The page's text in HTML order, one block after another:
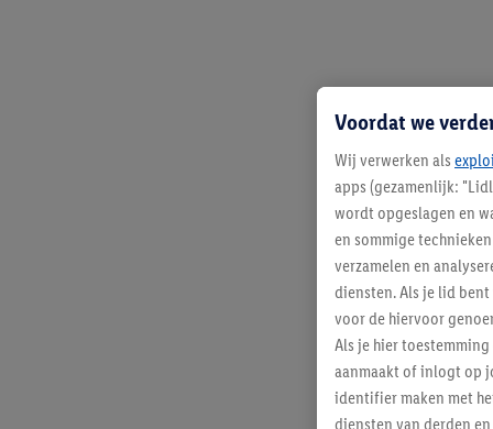
Voordat we
Wij verwerken als
apps (gezamenlijk:
wordt opgeslagen en
en sommige
verzamelen en
diensten. Als je lid
voor de hiervoor
Als je hier
aanmaakt of inlogt op
identifier maken met
diensten van derden